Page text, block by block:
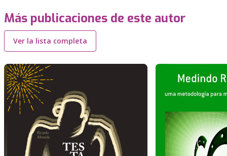
Más publicaciones de este autor
Ver la lista completa